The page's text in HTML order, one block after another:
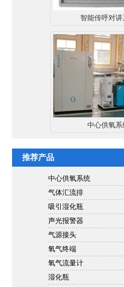
智能传呼对讲
中心供氧系
推荐产品
中心供氧系统
气体汇流排
吸引湿化瓶
声光报警器
气源接头
氧气终端
氧气流量计
湿化瓶